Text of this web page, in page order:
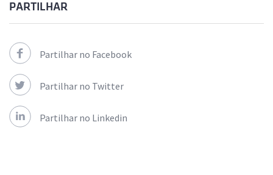
PARTILHAR
Partilhar no Facebook
Partilhar no Twitter
Partilhar no Linkedin